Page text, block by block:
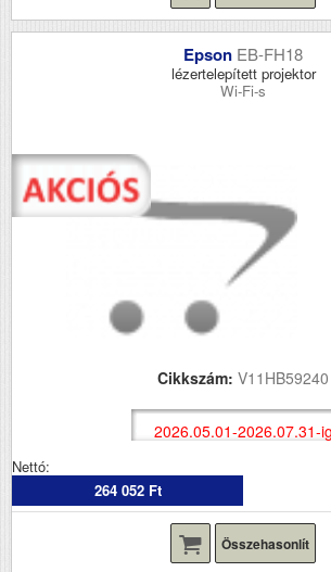
Epson EB-FH18
lézertelepített projektor
Wi-Fi-s
Cikkszám: V11HB59240
2026.05.01-2026.07.31-ig
Nettó:
264 052 Ft
Összehasonlít